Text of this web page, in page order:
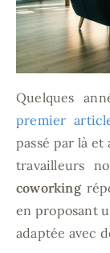
Contact
Je m’abonne
Rechercher
Quelques
premier
passé par là
travailleurs
coworking
en proposant
adaptée avec